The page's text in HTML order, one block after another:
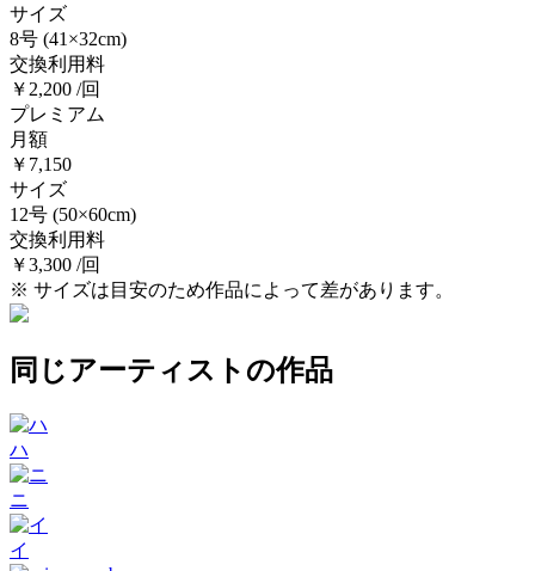
サイズ
8号 (41×32cm)
交換利用料
￥2,200 /回
プレミアム
月額
￥7,150
サイズ
12号 (50×60cm)
交換利用料
￥3,300 /回
※ サイズは目安のため作品によって差があります。
同じアーティストの作品
ハ
ニ
イ